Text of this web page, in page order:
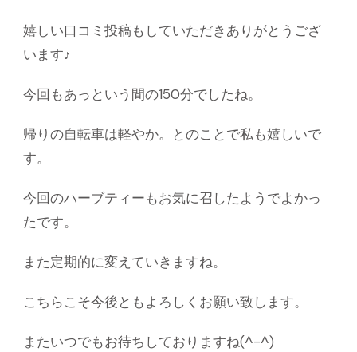
嬉しい口コミ投稿もしていただきありがとうござ
います♪
今回もあっという間の150分でしたね。
帰りの自転車は軽やか。とのことで私も嬉しいで
す。
今回のハーブティーもお気に召したようでよかっ
たです。
また定期的に変えていきますね。
こちらこそ今後ともよろしくお願い致します。
またいつでもお待ちしておりますね(^-^)